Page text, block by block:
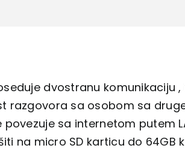
dvostranu komunikaciju
razgovora sa osobom sa
povezuje sa internetom putem
na micro SD karticu do